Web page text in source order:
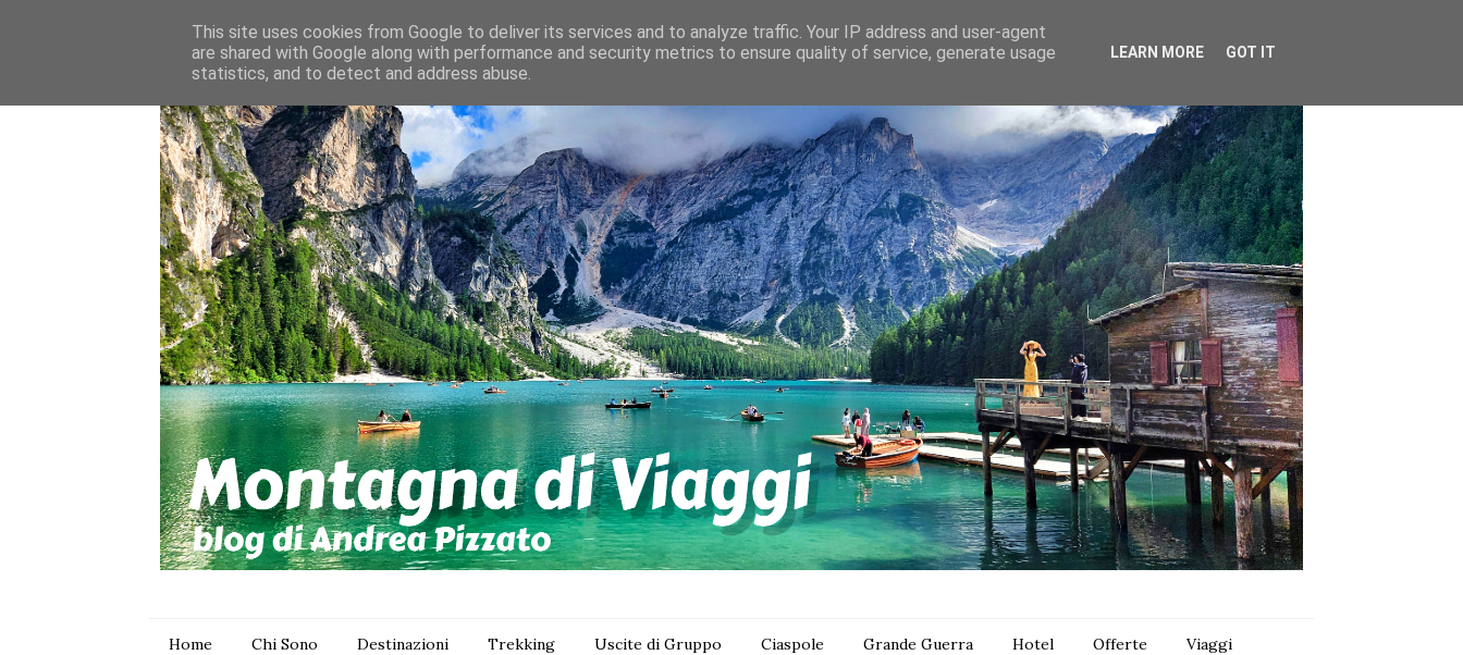
Home Chi Sono Destinazioni Trekking Uscite di Gruppo Ciaspole Grande Guerra Hotel Offerte Viaggi
This site uses cookies from Google to deliver its services and to analyze traffic. Your IP address and user-agent
are shared with Google along with performance and security metrics to ensure quality of service, generate usage
statistics, and to detect and address abuse.
LEARN MORE GOT IT